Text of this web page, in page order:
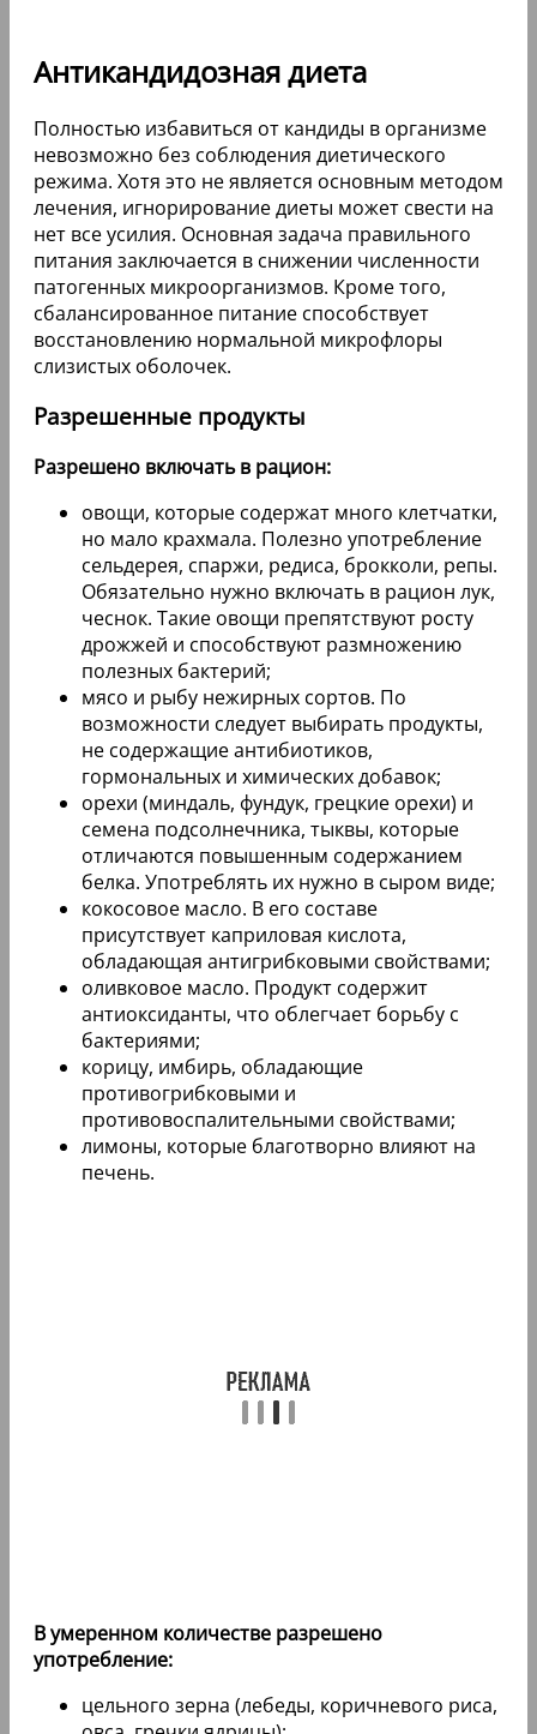
Антикандидозная диета
Полностью избавиться от кандиды в организме
невозможно без соблюдения диетического
режима. Хотя это не является основным методом
лечения, игнорирование диеты может свести на
нет все усилия. Основная задача правильного
питания заключается в снижении численности
патогенных микроорганизмов. Кроме того,
сбалансированное питание способствует
восстановлению нормальной микрофлоры
слизистых оболочек.
Разрешенные продукты
Разрешено включать в рацион:
овощи, которые содержат много клетчатки,
но мало крахмала. Полезно употребление
сельдерея, спаржи, редиса, брокколи, репы.
Обязательно нужно включать в рацион лук,
чеснок. Такие овощи препятствуют росту
дрожжей и способствуют размножению
полезных бактерий;
мясо и рыбу нежирных сортов. По
возможности следует выбирать продукты,
не содержащие антибиотиков,
гормональных и химических добавок;
орехи (миндаль, фундук, грецкие орехи) и
семена подсолнечника, тыквы, которые
отличаются повышенным содержанием
белка. Употреблять их нужно в сыром виде;
кокосовое масло. В его составе
присутствует каприловая кислота,
обладающая антигрибковыми свойствами;
оливковое масло. Продукт содержит
антиоксиданты, что облегчает борьбу с
бактериями;
корицу, имбирь, обладающие
противогрибковыми и
противовоспалительными свойствами;
лимоны, которые благотворно влияют на
печень.
В умеренном количестве разрешено
употребление:
цельного зерна (лебеды, коричневого риса,